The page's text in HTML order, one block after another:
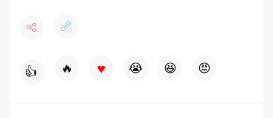
👍 🔥 ♥ 😭 😆 😡